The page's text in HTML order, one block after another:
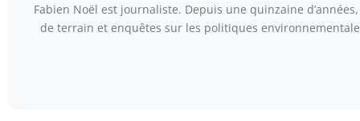
Fabien Noël est journaliste. Depuis une quinzaine
de terrain et enquêtes sur les politiques